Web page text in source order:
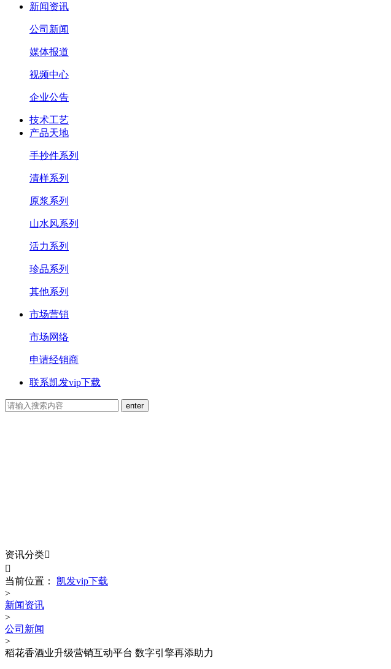
新闻资讯
公司新闻
媒体报道
视频中心
企业公告
技术工艺
产品天地
手抄件系列
清样系列
原浆系列
山水风系列
活力系列
珍品系列
其他系列
市场营销
市场网络
申请经销商
联系凯发vip下载
资讯分类

当前位置：
凯发vip下载
>
新闻资讯
>
公司新闻
>
稻花香酒业升级营销互动平台 数字引擎再添助力